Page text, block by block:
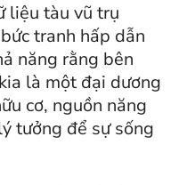
liệu tàu vũ trụ
tranh hấp dẫn
năng rằng bên
là một đại dương
cơ, nguồn năng
tưởng để sự sống